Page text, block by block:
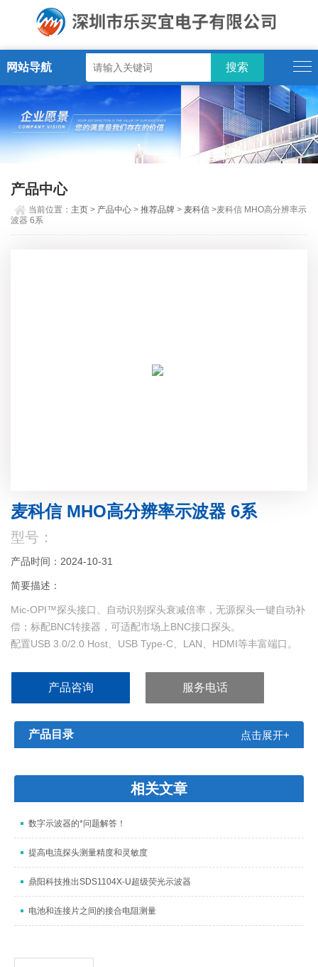
网站导航
产品中心
当前位置： 主页 > 产品中心 >推荐品牌 > 麦科信 >麦科信 MHO高分辨率示
波器 6系
麦科信 MHO高分辨率示波器 6系
型号：
产品时间：2024-10-31
简要描述：
Mic-OPI™探头接口、自动识别探头衰减倍率，无源探头一键自动补
偿；标配BNC转接器，可适配市场上BNC接口探头。
配置USB 3.0/2.0 Host、USB Type-C、LAN、HDMI等丰富端口。
产品咨询 服务电话
产品目录 点击展开+
相关文章
数字示波器的*问题解答！
提高电流探头测量精度和灵敏度
鼎阳科技推出SDS1104X-U超级荧光示波器
电池和连接片之间的接合电阻测量